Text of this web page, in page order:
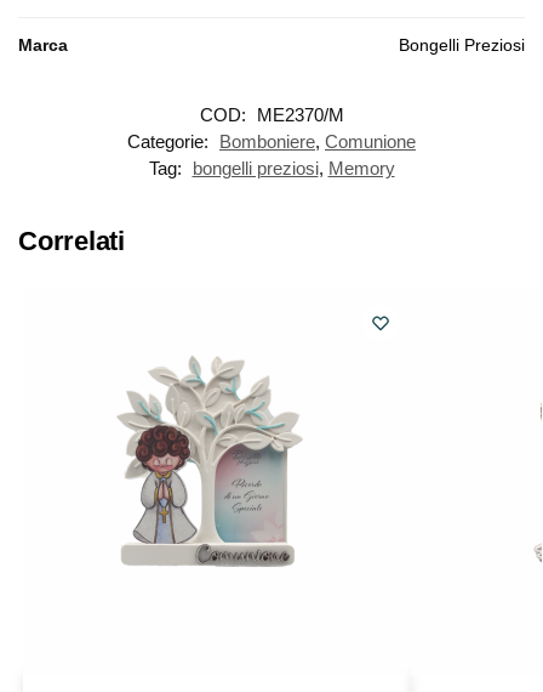
Marca Bongelli Preziosi
COD:
ME2370/M
Categorie:
Bomboniere, Comunione
Tag:
bongelli preziosi, Memory
Correlati